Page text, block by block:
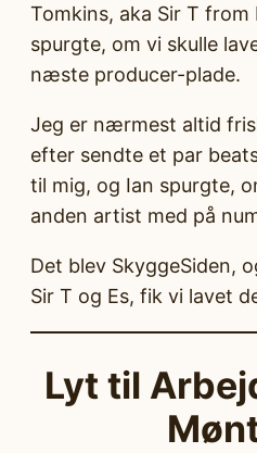
Tomkins, aka Sir T from
spurgte, om vi skulle
næste producer-plade.
Jeg er nærmest altid
efter sendte et par
til mig, og Ian spurgte,
anden artist med på
Det blev SkyggeSiden,
Sir T og Es, fik vi lavet
Lyt til